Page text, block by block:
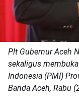
Plt Gubernur Aceh
sekaligus
Indonesia (PMI)
Banda Aceh, Rabu